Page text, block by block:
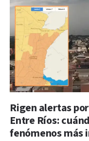
Rigen alertas
Entre Ríos:
fenómenos más